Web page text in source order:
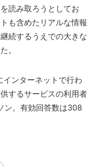
読み取ろうとしてお
も含めたリアルな情報
続するうえでの大きな
。
ンターネットで行わ
するサービスの利用者
ン。有効回答数は308